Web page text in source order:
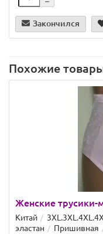
Закончился
Похожие
Женские трусики-
Китай
эластан
Пришивная